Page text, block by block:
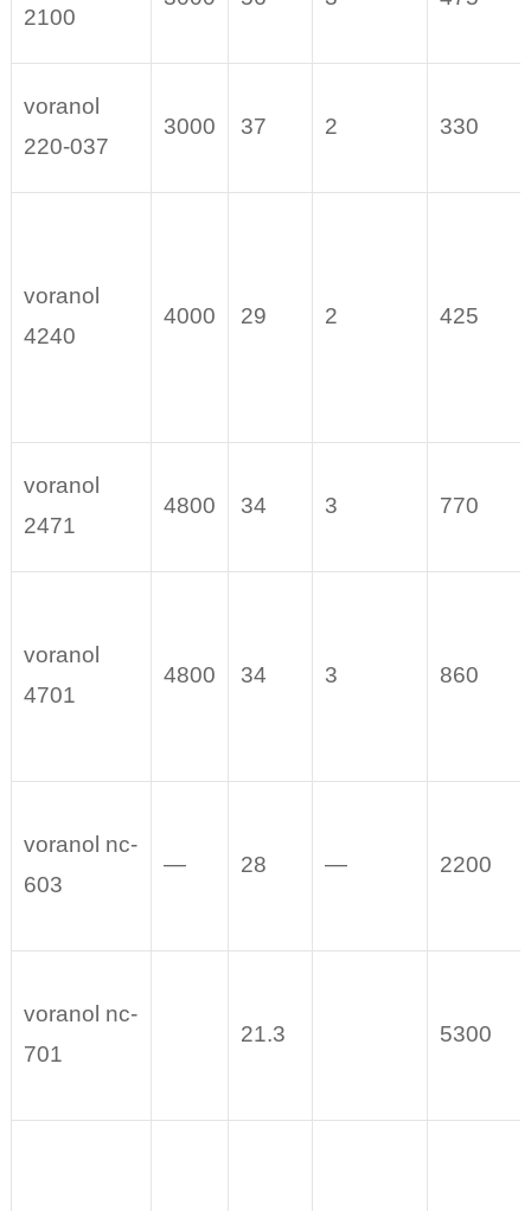
2100
voranol
220-037
3000 37 2 330
voranol
4240
4000 29 2 425
voranol
2471
4800 34 3 770
voranol
4701
4800 34 3 860
voranol nc-
603
— 28 — 2200
voranol nc-
701
21.3 5300